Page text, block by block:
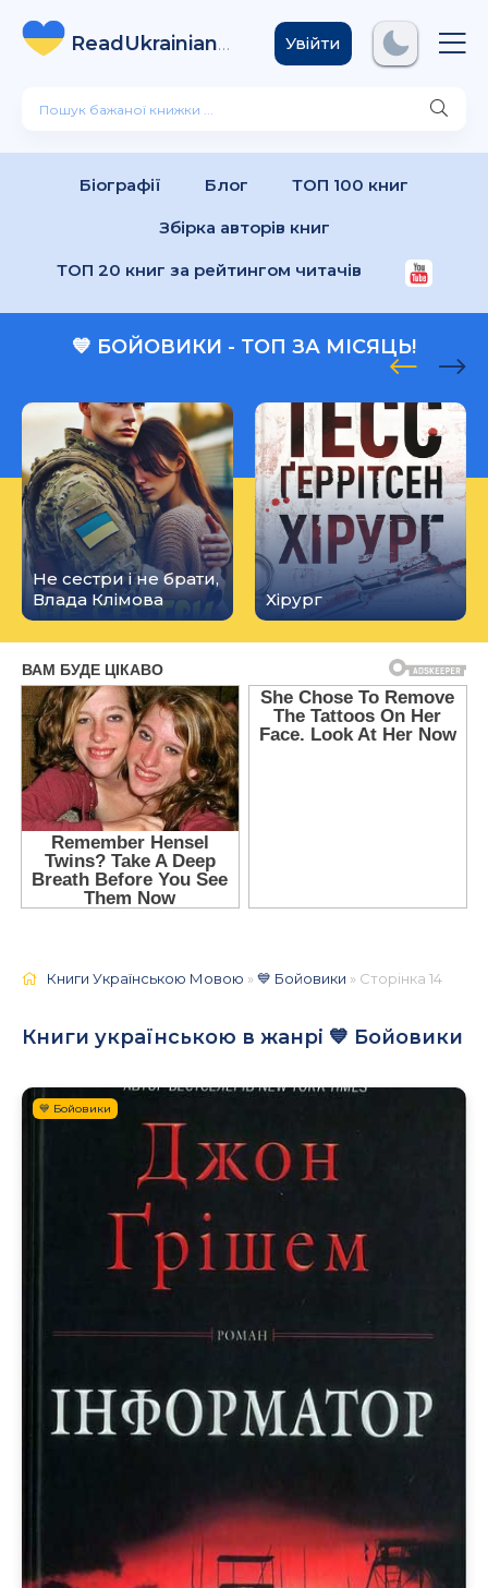
ReadUkrainian
Books .com
Увійти
Біографії Блог ТОП 100 книг
Збірка авторів книг
ТОП 20 книг за рейтингом читачів
💙 БОЙОВИКИ - ТОП ЗА МІСЯЦЬ!
Не сестри і не брати,
Влада Клімова
Хірург
Книги Українською Мовою »💙 Бойовики » Сторінка 14
Книги українською в жанрі 💙 Бойовики
💙 Бойовики